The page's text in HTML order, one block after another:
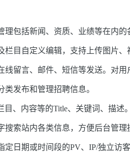
理包括新闻、资质、业绩等在内
栏目自定义编辑，支持上传图片
线留言、邮件、短信等发送。对
发布和管理招聘信息。
目、内容等的Title、关键词、描述
搜索站内各类信息，方便后台管理
定日期或时间段的PV、IP/独立访